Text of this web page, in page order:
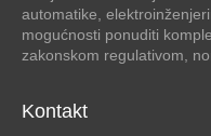
automatike,
mogućnosti ponuditi
zakonskom regulativom,
Kontakt